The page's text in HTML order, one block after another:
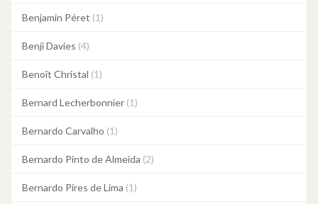
Benjamin Péret (1)
Benji Davies (4)
Benoît Christal (1)
Bernard Lecherbonnier (1)
Bernardo Carvalho (1)
Bernardo Pinto de Almeida (2)
Bernardo Pires de Lima (1)